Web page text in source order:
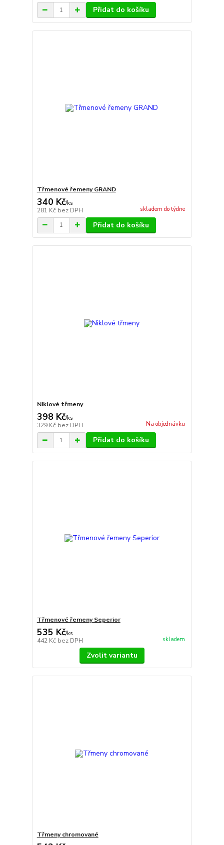
Přidat do košíku
Třmenové řemeny GRAND
340 Kč/ks
281 Kč bez DPH skladem do týdne
Přidat do košíku
Niklové třmeny
398 Kč/ks
329 Kč bez DPH Na objednávku
Přidat do košíku
Třmenové řemeny Seperior
535 Kč/ks
442 Kč bez DPH skladem
Zvolit variantu
Třmeny chromované